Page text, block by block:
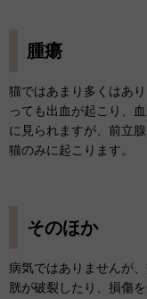
腫瘍
猫ではあまり多くはあ
っても出血が起こり、
に見られますが、前立
猫のみに起こります。
そのほか
病気ではありませんが
胱が破裂したり、損傷